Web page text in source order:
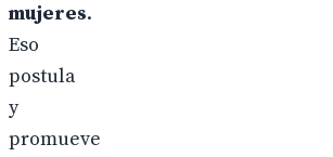
mujeres.
Eso
postula
y
promueve